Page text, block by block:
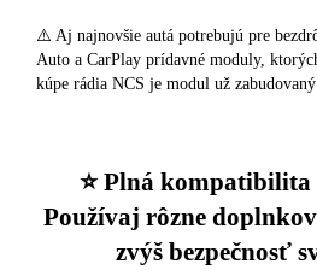
⚠️ Aj najnovšie autá potrebujú pre
Auto a CarPlay prídavné moduly,
kúpe rádia NCS je modul už
⭐️ Plná kompatibilita
Používaj rôzne
zvýš bezpečnosť